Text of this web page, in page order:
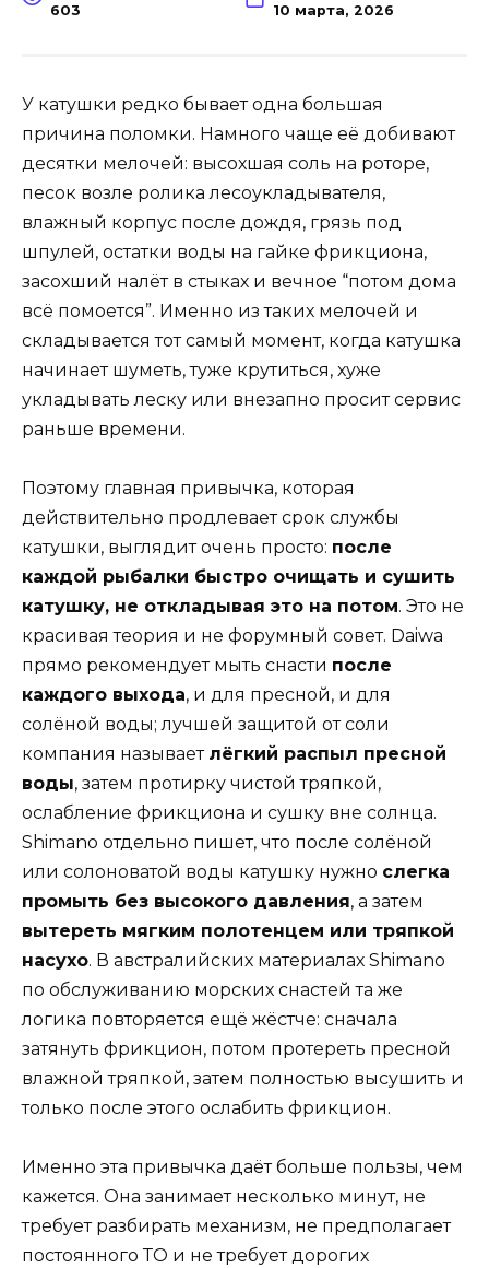
603 10 марта, 2026
У катушки редко бывает одна большая
причина поломки. Намного чаще её добивают
десятки мелочей: высохшая соль на роторе,
песок возле ролика лесоукладывателя,
влажный корпус после дождя, грязь под
шпулей, остатки воды на гайке фрикциона,
засохший налёт в стыках и вечное “потом дома
всё помоется”. Именно из таких мелочей и
складывается тот самый момент, когда катушка
начинает шуметь, туже крутиться, хуже
укладывать леску или внезапно просит сервис
раньше времени.
Поэтому главная привычка, которая
действительно продлевает срок службы
катушки, выглядит очень просто: после
каждой рыбалки быстро очищать и сушить
катушку, не откладывая это на потом. Это не
красивая теория и не форумный совет. Daiwa
прямо рекомендует мыть снасти после
каждого выхода, и для пресной, и для
солёной воды; лучшей защитой от соли
компания называет лёгкий распыл пресной
воды, затем протирку чистой тряпкой,
ослабление фрикциона и сушку вне солнца.
Shimano отдельно пишет, что после солёной
или солоноватой воды катушку нужно слегка
промыть без высокого давления, а затем
вытереть мягким полотенцем или тряпкой
насухо. В австралийских материалах Shimano
по обслуживанию морских снастей та же
логика повторяется ещё жёстче: сначала
затянуть фрикцион, потом протереть пресной
влажной тряпкой, затем полностью высушить и
только после этого ослабить фрикцион.
Именно эта привычка даёт больше пользы, чем
кажется. Она занимает несколько минут, не
требует разбирать механизм, не предполагает
постоянного ТО и не требует дорогих